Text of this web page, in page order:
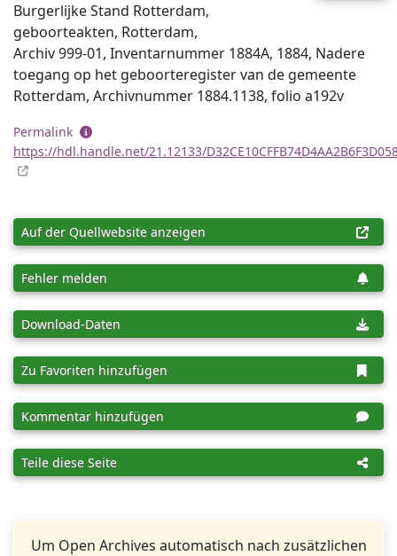
Burgerlijke Stand Rotterdam,
geboorteakten, Rotterdam,
Archiv 999-01, Inventar­nummer 1884A, 1884, Nadere
toegang op het geboorteregister van de gemeente
Rotterdam, Archiv­nummer 1884.1138, folio a192v
Permalink
https://hdl.handle.net/21.12133/
Auf der Quellwebsite anzeigen
Fehler melden
Download-Daten
Zu Favoriten hinzufügen
Kommentar hinzufügen
Teile diese Seite
Um Open Archives automatisch nach zusätzlichen